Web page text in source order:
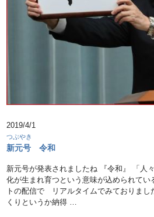
2019/4/1
つぶやき
新元号 令和
新元号が発表されましたね 『令和』 「人
化が生まれ育つという意味が込められて
トの配信で リアルタイムでみておりまし
くりというか納得 …